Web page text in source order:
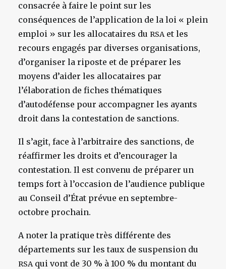
consacrée à faire le point sur les
conséquences de l’application de la loi « plein
emploi » sur les allocataires du RSAet les
recours engagés par diverses organisations,
d’organiser la riposte et de préparer les
moyens d’aider les allocataires par
l’élaboration de fiches thématiques
d’autodéfense pour accompagner les ayants
droit dans la contestation de sanctions.
Il s’agit, face à l’arbitraire des sanctions, de
réaffirmer les droits et d’encourager la
contestation. Il est convenu de préparer un
temps fort à l’occasion de l’audience publique
au Conseil d’État prévue en septembre-
octobre prochain.
A noter la pratique très différente des
départements sur les taux de suspension du
RSAqui vont de 30 % à 100 % du montant du